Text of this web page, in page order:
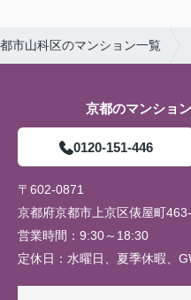
市山科区のマンション一覧
京都のマンショ
0120-151-446
〒602-0871
京都府京都市上京区俵屋町
営業時間： 9:30～18:30
定休日： 水曜日、夏季休暇、